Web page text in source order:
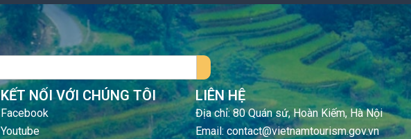
KẾT NỐI VỚI CHÚNG TÔI
Facebook
Youtube
LIÊN HỆ
Địa chỉ: 80 Quán sứ, Hoàn Kiếm, Hà Nội
Email: contact@vietnamtourism.gov.vn